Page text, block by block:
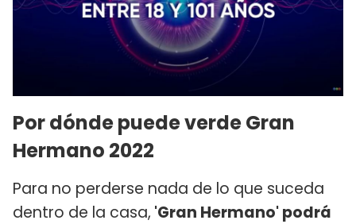
Por dónde puede verde Gran
Hermano 2022
Para no perderse nada de lo que suceda
dentro de la casa, 'Gran Hermano' podrá